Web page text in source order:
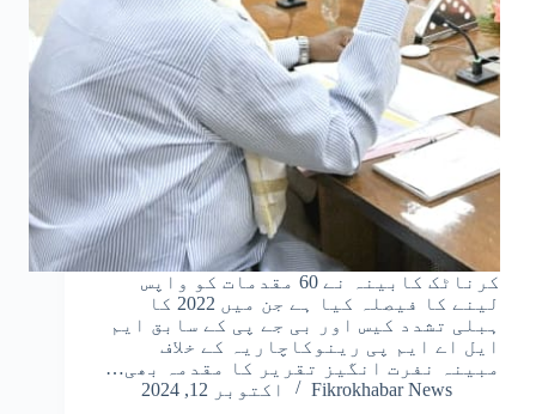
کرناٹک کابینہ نے 60 مقدمات کو واپس
لینے کا فیصلہ کیا ہے جن میں 2022 کا
ہبلی تشدد کیس اور بی جے پی کے سابق ایم
ایل اے ایم پی رینوکاچاریہ کے خلاف
مبینہ نفرت انگیز تقریر کا مقدمہ بھی…
Fikrokhabar News
اکتوبر 12, 2024